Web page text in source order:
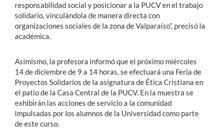
responsabilidad social y posicionar a la PUCV en el trabajo
solidario, vinculándola de manera directa con
organizaciones sociales de la zona de Valparaíso”, precisó la
académica.
Asimismo, la profesora informó que el próximo miércoles
14 de diciembre de 9 a 14 horas, se efectuará una Feria de
Proyectos Solidarios de la asignatura de Ética Cristiana en
el patio de la Casa Central de la PUCV. En la muestra se
exhibirán las acciones de servicio a la comunidad
impulsadas por los alumnos de la Universidad como parte
de este curso.